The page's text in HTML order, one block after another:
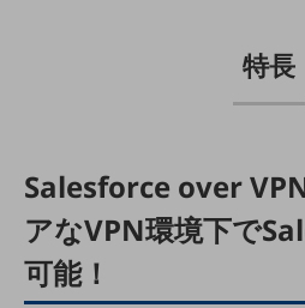
おすすめの機種、料金やサービスをご紹介
タフネススマートフォン
データ通信製品
ドコモケータイ
特長
Salesforce over
アなVPN環境下で
可能！